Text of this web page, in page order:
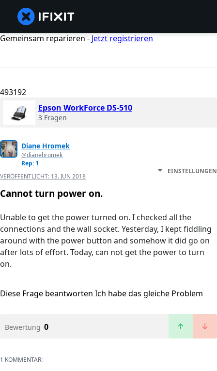
Gemeinsam reparieren - Jetzt registrieren
493192
Epson WorkForce DS-510
3 Fragen
Diane Hromek
@dianehromek
Rep: 1
VERÖFFENTLICHT: 13. JUN 2018
EINSTELLUNGEN
Cannot turn power on.
Unable to get the power turned on. I checked all the
connections and the wall socket. Yesterday, I kept fiddling
around with the power button and somehow it did go on
after lots of effort. Today, can not get the power to turn
on.
Diese Frage beantworten Ich habe das gleiche Problem
Bewertung 0
1 KOMMENTAR: